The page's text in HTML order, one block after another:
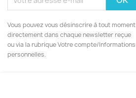
Vous pouvez vous désinscrire à tout moment
directement dans chaque newsletter reçue
ou via la rubrique Votre compte/Informations
personnelles.